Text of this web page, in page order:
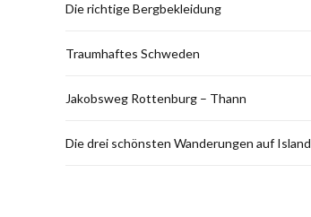
Die richtige Bergbekleidung
Traumhaftes Schweden
Jakobsweg Rottenburg – Thann
Die drei schönsten Wanderungen auf Island